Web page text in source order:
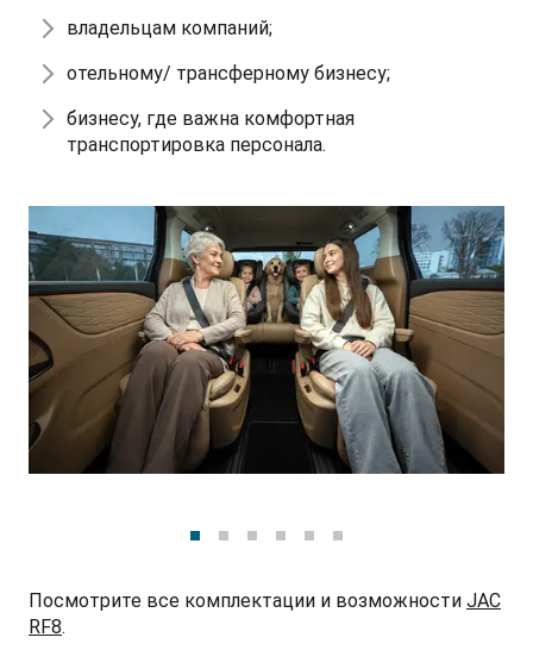
владельцам компаний;
отельному/ трансферному бизнесу;
бизнесу, где важна комфортная
транспортировка персонала.
Посмотрите все комплектации и возможности JAC
RF8.